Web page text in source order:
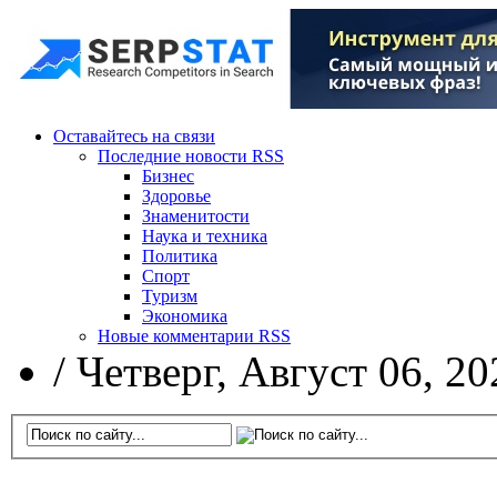
Оставайтесь на связи
Последние новости RSS
Бизнес
Здоровье
Знаменитости
Наука и техника
Политика
Спорт
Туризм
Экономика
Новые комментарии RSS
/ Четверг, Август 06,